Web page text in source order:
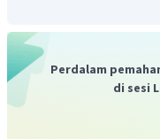
Perdalam
di sesi